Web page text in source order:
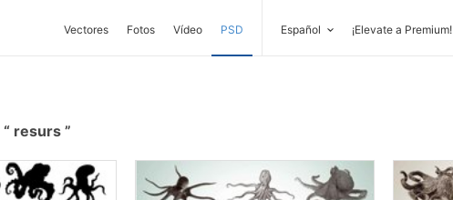
Vectores Fotos Vídeo PSD Español ¡Elevate a Premium!
resurs